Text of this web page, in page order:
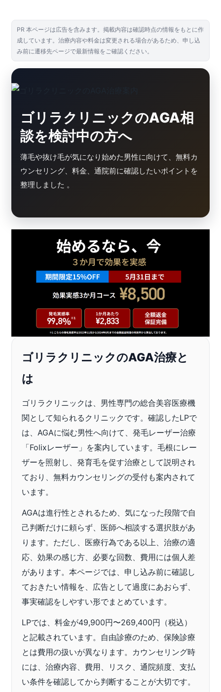
PR 本ページは広告を含みます。掲載内容は確認時点の情報をもとに作
成しています。治療内容や料金は変更される場合があるため、申し込
み前に遷移先ページで最新情報をご確認ください。
ゴリラクリニックのAGA相
談を検討中の方へ
薄毛や抜け毛が気になり始めた男性に向けて、無料カ
ウンセリング、料金、通院前に確認したいポイントを
整理しました 。
ゴリラクリニックのAGA治療と
は
ゴリラクリニックは、男性専門の総合美容医療機
関として知られるクリニックです。確認したLPで
は、AGAに悩む男性へ向けて、発毛レーザー治療
「Folixレーザー」を案内しています。毛根にレー
ザーを照射し、発育毛を促す治療として説明され
ており、無料カウンセリングの受付も案内されて
います。
AGAは進行性とされるため、気になった段階で自
己判断だけに頼らず、医師へ相談する選択肢があ
ります。ただし、医療行為である以上、治療の適
応、効果の感じ方、必要な回数、費用には個人差
があります。本ページでは、申し込み前に確認し
ておきたい情報を、広告として過度にあおらず、
事実確認をしやすい形でまとめています。
LPでは、料金が49,900円〜269,400円（税込）
と記載されています。自由診療のため、保険診療
とは費用の扱いが異なります。カウンセリング時
には、治療内容、費用、リスク、通院頻度、支払
い条件を確認してから判断することが大切です。